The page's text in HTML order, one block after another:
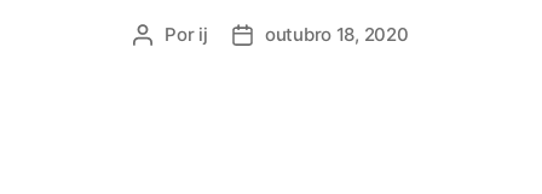
A Por ij
D outubro 18, 2020